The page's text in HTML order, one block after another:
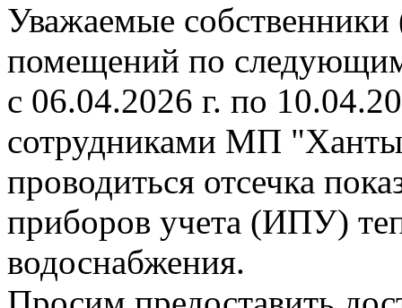
Уважаемые
помещений по
с 06.04.2026 г. по
сотрудниками МП
проводиться отсечка
приборов учета (ИПУ)
водоснабжения.